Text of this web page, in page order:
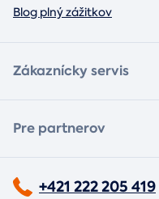
Blog plný zážitkov
Zákaznícky servis
Pre partnerov
+421 222 205 419